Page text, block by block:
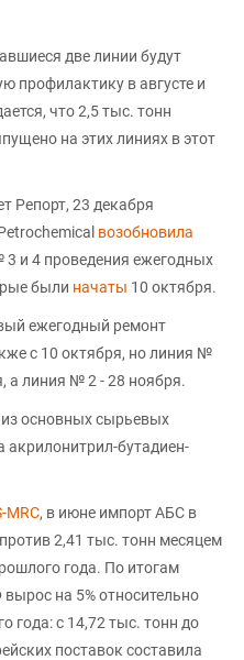
две линии будут
профилактику в августе и
что 2,5 тыс. тонн
на этих линиях в этот
Репорт, 23 декабря
возобновила
и 4 проведения ежегодных
были начаты 10 октября.
ежегодный ремонт
с 10 октября, но линия №
а линия № 2 - 28 ноября.
основных сырьевых
акрилонитрил-бутадиен-
MRC, в июне импорт АБС в
2,41 тыс. тонн месяцем
года. По итогам
на 5% относительно
года: с 14,72 тыс. тонн до
поставок составила